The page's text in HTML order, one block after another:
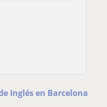
Inglés en Barcelona